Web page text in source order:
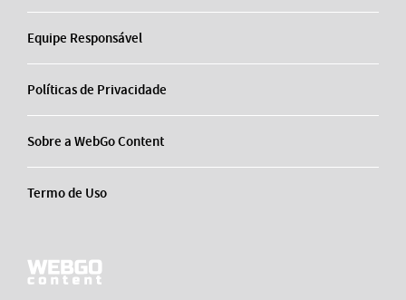
Equipe Responsável
Políticas de Privacidade
Sobre a WebGo Content
Termo de Uso